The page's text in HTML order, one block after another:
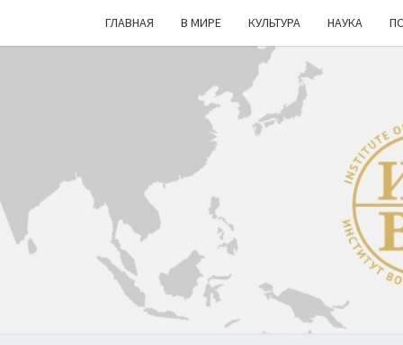
ГЛАВНАЯ В МИРЕ КУЛЬТУРА НАУКА